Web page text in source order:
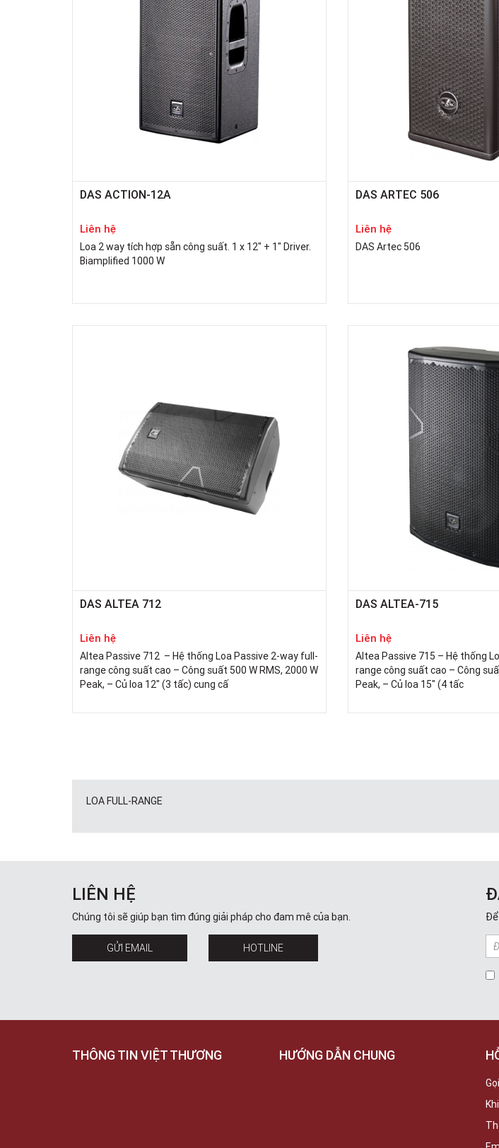
DAS ACTION-12A
Liên hệ
Loa 2 way tích hợp sẵn công suất. 1 x 12" + 1" Driver.
Biamplified 1000 W
DAS ARTEC 506
Liên hệ
DAS Artec 506
DAS ALTEA 712
Liên hệ
Altea Passive 712 – Hệ thống Loa Passive 2-way full-
range công suất cao – Công suất 500 W RMS, 2000 W
Peak, – Củ loa 12″ (3 tấc) cung cấ
DAS ALTEA-715
Liên hệ
Altea Passive 715 – Hệ thống
range công suất cao – Công
Peak, – Củ loa 15″ (4 tấc
LOA FULL-RANGE
LIÊN HỆ
Chúng tôi sẽ giúp bạn tìm đúng giải pháp cho đam mê của bạn.
GỬI EMAIL HOTLINE
THÔNG TIN VIỆT THƯƠNG HƯỚNG DẪN CHUNG